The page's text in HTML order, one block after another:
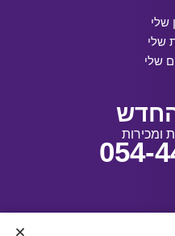
שלי
שלי
שלי
ומכירות
054-